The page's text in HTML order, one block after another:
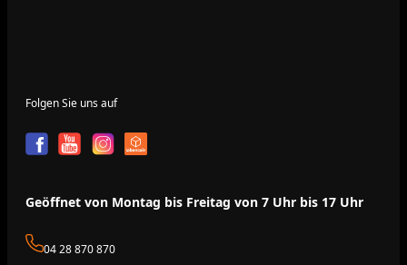
Folgen Sie uns auf
Geöffnet von Montag bis Freitag von 7 Uhr bis 17 Uhr
04 28 870 870